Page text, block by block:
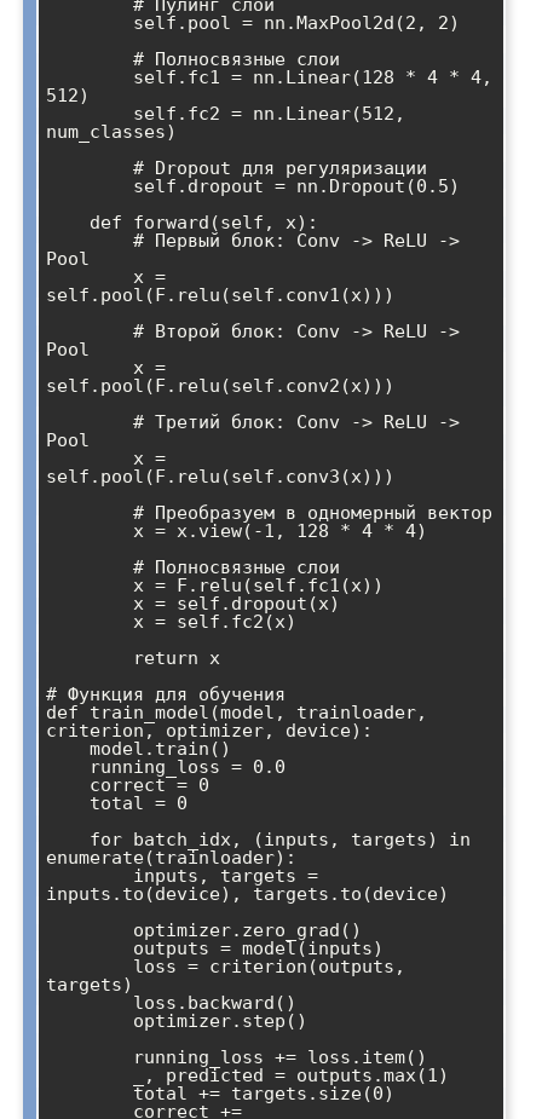
512)
num_classes)
Pool
self.pool(F.relu(self.conv1(x)))
Pool
self.pool(F.relu(self.conv2(x)))
Pool
self.pool(F.relu(self.conv3(x)))
# Функция для обучения
def train_model(model, trainloader,
criterion, optimizer, device):
enumerate(trainloader):
inputs.to(device), targets.to(device)
targets)